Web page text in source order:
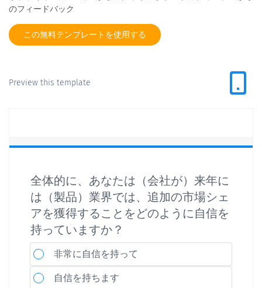
のフィードバック
この無料テンプレートを使用する
Preview this template